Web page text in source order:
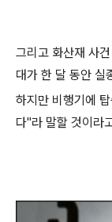
그리고 화산재 사
대가 한 달 동안 실
하지만 비행기에
다"라 말할 것이라